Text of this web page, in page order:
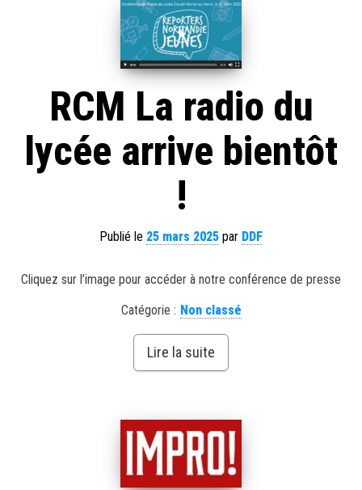
RCM La radio du
lycée arrive bientôt
!
Publié le 25 mars 2025 par DDF
Cliquez sur l’image pour accéder à notre conférence de presse
Catégorie : Non classé
Lire la suite